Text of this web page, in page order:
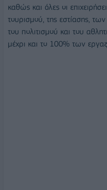
καθώς και όλες οι
τουρισμού, της εστίασης,
του πολιτισμού και του
μέχρι και το 100% των